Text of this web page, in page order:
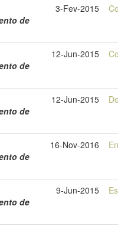
de
3-Fev-2015
de
12-Jun-2015
de
12-Jun-2015
de
16-Nov-2016
de
9-Jun-2015